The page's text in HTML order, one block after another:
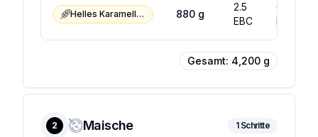
Helles Karamellmalz 880 g
2.5
EBC
6.5
EBC
Gesamt: 4,200 g
2 Maische 1Schritte